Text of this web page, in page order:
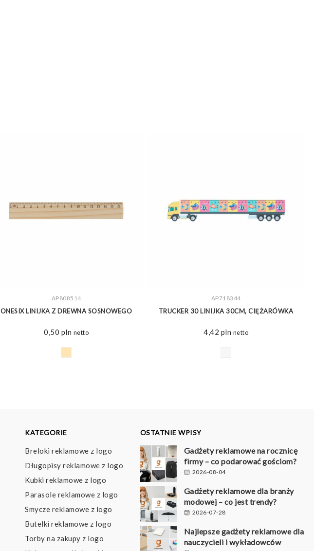
ZOBACZ WIĘCEJ
AP808514
ONESIX LINIJKA Z DREWNA SOSNOWEGO
0,50 pln netto
ZOBACZ WIĘCEJ
AP718344
TRUCKER 30 LINIJKA 30CM, CIĘŻARÓWKA
4,42 pln netto
KATEGORIE
Breloki reklamowe z logo
Długopisy reklamowe z logo
Kubki reklamowe z logo
Parasole reklamowe z logo
Smycze reklamowe z logo
Butelki reklamowe z logo
Torby na zakupy z logo
OSTATNIE WPISY
Gadżety reklamowe na rocznicę
firmy – co podarować gościom?
2026-08-04
Gadżety reklamowe dla branży
modowej – co jest trendy?
2026-07-28
Najlepsze gadżety reklamowe dla
nauczycieli i wykładowców